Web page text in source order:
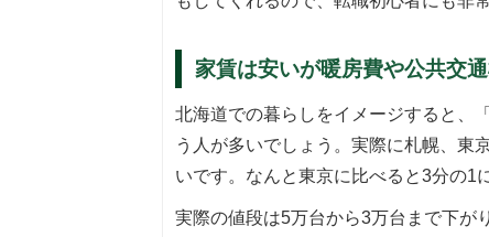
家賃は安いが暖房費や公共交
北海道での暮らしをイメージすると、
う人が多いでしょう。実際に札幌、東
いです。なんと東京に比べると3分の1
実際の値段は5万台から3万台まで下が